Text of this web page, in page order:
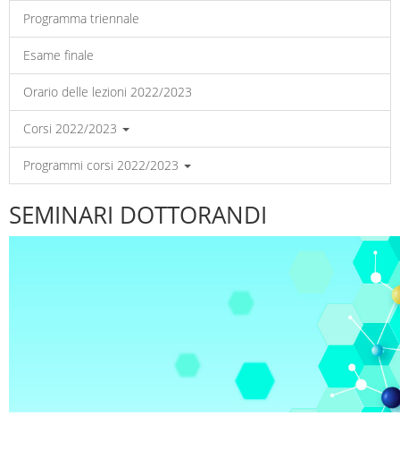
Programma triennale
Esame finale
Orario delle lezioni 2022/2023
Corsi 2022/2023
Programmi corsi 2022/2023
SEMINARI DOTTORANDI